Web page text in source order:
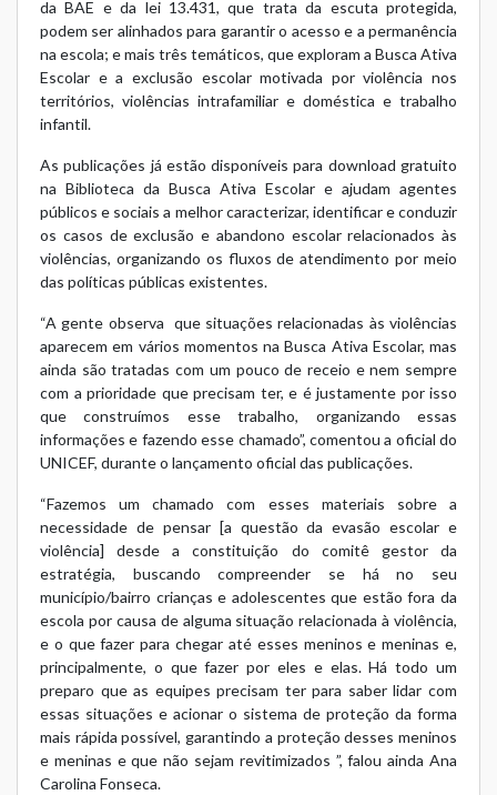
da BAE e da lei 13.431, que trata da escuta protegida,
podem ser alinhados para garantir o acesso e a permanência
na escola; e mais três temáticos, que exploram a Busca Ativa
Escolar e a exclusão escolar motivada por violência nos
territórios, violências intrafamiliar e doméstica e trabalho
infantil.
As publicações já estão disponíveis para download gratuito
na Biblioteca da Busca Ativa Escolar e ajudam agentes
públicos e sociais a melhor caracterizar, identificar e conduzir
os casos de exclusão e abandono escolar relacionados às
violências, organizando os fluxos de atendimento por meio
das políticas públicas existentes.
“A gente observa que situações relacionadas às violências
aparecem em vários momentos na Busca Ativa Escolar, mas
ainda são tratadas com um pouco de receio e nem sempre
com a prioridade que precisam ter, e é justamente por isso
que construímos esse trabalho, organizando essas
informações e fazendo esse chamado”, comentou a oficial do
UNICEF, durante o lançamento oficial das publicações.
“Fazemos um chamado com esses materiais sobre a
necessidade de pensar [a questão da evasão escolar e
violência] desde a constituição do comitê gestor da
estratégia, buscando compreender se há no seu
município/bairro crianças e adolescentes que estão fora da
escola por causa de alguma situação relacionada à violência,
e o que fazer para chegar até esses meninos e meninas e,
principalmente, o que fazer por eles e elas. Há todo um
preparo que as equipes precisam ter para saber lidar com
essas situações e acionar o sistema de proteção da forma
mais rápida possível, garantindo a proteção desses meninos
e meninas e que não sejam revitimizados ”, falou ainda Ana
Carolina Fonseca.